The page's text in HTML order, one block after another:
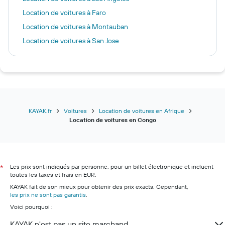
Location de voitures à Faro
Location de voitures à Montauban
Location de voitures à San Jose
Location de voitures à Toulouse
Location de voitures à Malaga
Location de voitures à Sciacca
Location de voitures à Paris
KAYAK.fr Voitures
Location de voitures en Afrique
Location de voitures en Congo
*
Les prix sont indiqués par personne, pour un billet électronique et incluent
toutes les taxes et frais en EUR.
KAYAK fait de son mieux pour obtenir des prix exacts. Cependant,
les prix ne sont pas garantis.
Voici pourquoi :